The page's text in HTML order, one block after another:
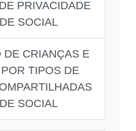
PRIVACIDADE
SOCIAL
DE CRIANÇAS E
TIPOS DE
SOCIAL